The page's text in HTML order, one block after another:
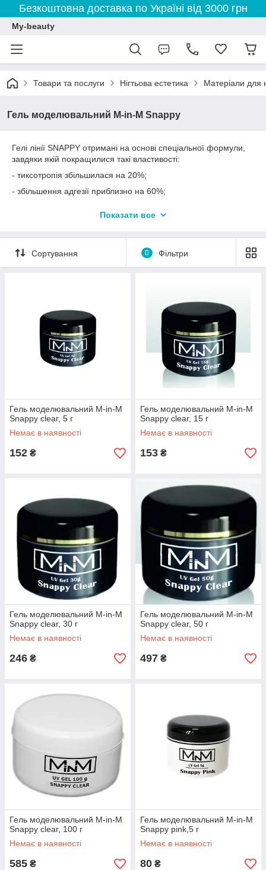
Безкоштовна доставка по Україні від 3000 грн
My-beauty
Товари та послуги Нігтьова естетика Матеріали для
Гель моделювальний M-in-M Snappy
Гелі лінії SNAPPY отримані на основі спеціальної формули,
завдяки якій покращилися такі властивості:
- тиксотропія збільшилася на 20%;
- збільшення адгезії приблизно на 60%;
завдяки зшиванню полімерів;
Полімеризація в УФ-лампі 36 Вт упродовж 2 хв.
Показати все
Сортування 0 Фільтри
Гель моделювальний M-in-M
Snappy clear, 5 г
Немає в наявності
152 ₴
Гель моделювальний M-in-M
Snappy clear, 15 г
Немає в наявності
153 ₴
Гель моделювальний M-in-M
Snappy clear, 30 г
Немає в наявності
246 ₴
Гель моделювальний M-in-M
Snappy clear, 50 г
Немає в наявності
497 ₴
Гель моделювальний M-in-M
Snappy clear, 100 г
Немає в наявності
585 ₴
Гель моделювальний M-in-M
Snappy pink,5 г
Немає в наявності
80 ₴